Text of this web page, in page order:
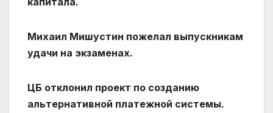
Михаил Мишустин пожелал выпускникам
удачи на экзаменах.
ЦБ отклонил проект по созданию
альтернативной платежной системы.